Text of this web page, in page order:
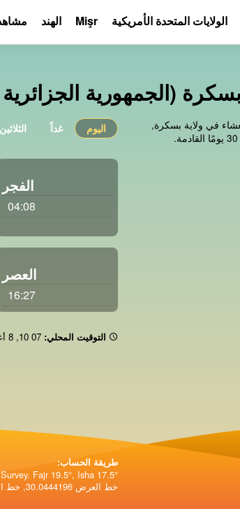
(الجمهورية الجزائرية
في ولاية بسكرة,
اليوم غداً
الفجر
04:08
العصر
16:27
التوقيت المحلي: 10 07
, 8 أغسطس 2026
طريقة الحساب:
Fajr 19.5°, Isha 17.5°.
خط العرض 30.0444196, خط الطول 31.2357116.
الولايات المتحدة الأمريكية Mişr الهند